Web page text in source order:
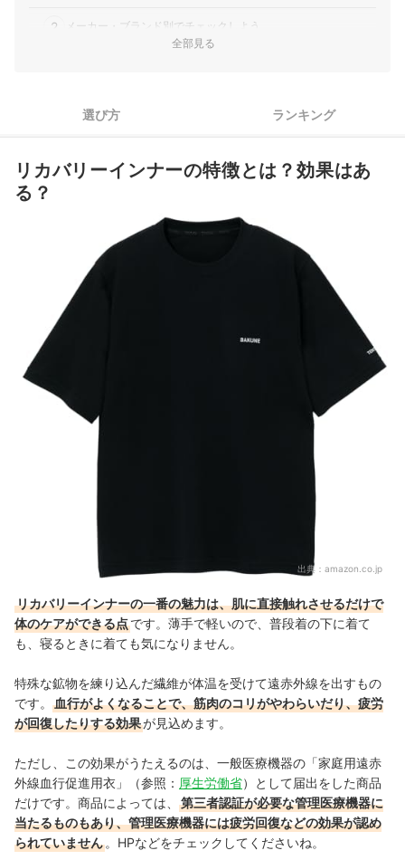
2 メーカー・ブランド別でチェックしよう
リカバリーインナー全24商品おすすめ人気ランキング
全部見る
選び方 ランキング
リカバリーインナーの特徴とは？効果はあ
る？
出典： amazon.co.jp
リカバリーインナーの一番の魅力は、肌に直接触れさせるだけで
体のケアができる点です。薄手で軽いので、普段着の下に着て
も、寝るときに着ても気になりません。
特殊な鉱物を練り込んだ繊維が体温を受けて遠赤外線を出すもの
です。
血行がよくなることで、筋肉のコリがやわらいだり、疲労
が回復したりする効果が見込めます。
ただし、この効果がうたえるのは、一般医療機器の「家庭用遠赤
外線血行促進用衣」（参照： 厚生労働省）として届出をした商品
だけです。商品によっては、
第三者認証が必要な管理医療機器に
当たるものもあり、管理医療機器には疲労回復などの効果が認め
られていません 。HPなどをチェックしてくださいね。